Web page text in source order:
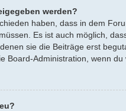
werden?
haben, dass in dem
Es ist auch möglich,
sie die Beiträge erst
Board-Administration, wenn